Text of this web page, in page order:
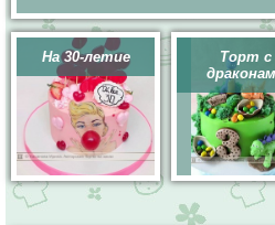
На 30-летие
Торт с